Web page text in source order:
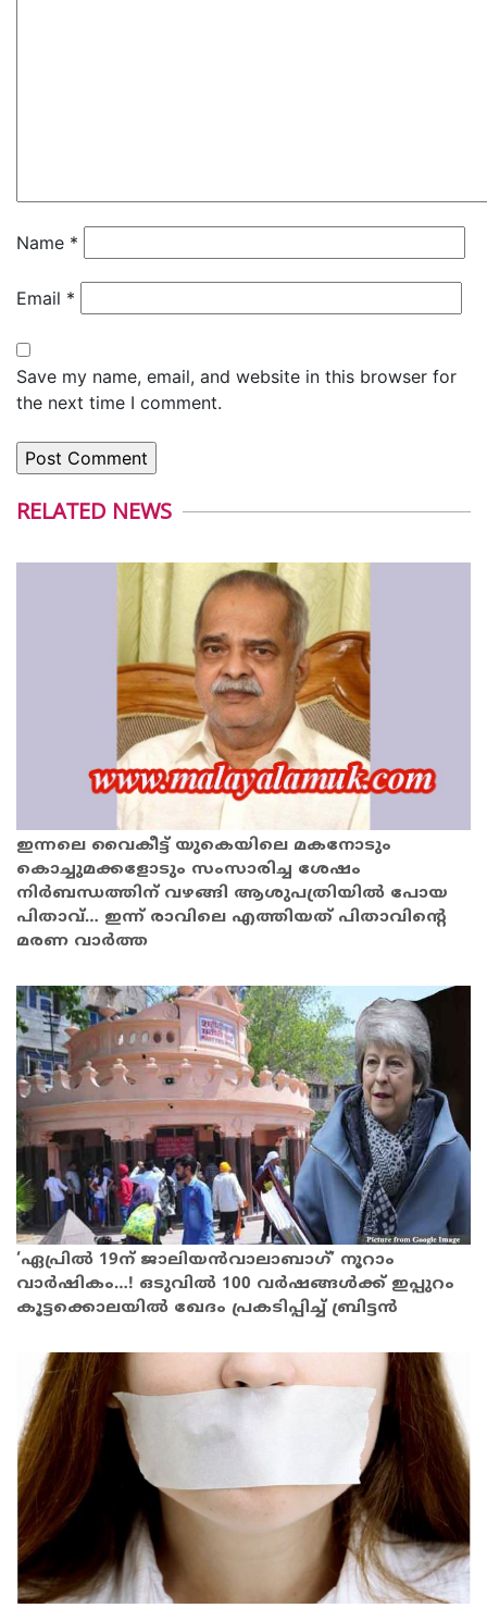
Name *
Email *
Save my name, email, and website in this browser for
the next time I comment.
RELATED NEWS
ഇന്നലെ വൈകീട്ട് യുകെയിലെ മകനോടും
കൊച്ചുമക്കളോടും സംസാരിച്ച ശേഷം
നിർബന്ധത്തിന് വഴങ്ങി ആശുപത്രിയിൽ പോയ
പിതാവ്… ഇന്ന് രാവിലെ എത്തിയത് പിതാവിന്റെ
മരണ വാർത്ത
‘ഏപ്രിൽ 19ന് ജാലിയൻവാലാബാഗ്’ നൂറാം
വാര്‍ഷികം…! ഒടുവിൽ 100 വർഷങ്ങൾക്ക് ഇപ്പുറം
കൂട്ടക്കൊലയിൽ ഖേദം പ്രകടിപ്പിച്ച് ബ്രിട്ടന്‍